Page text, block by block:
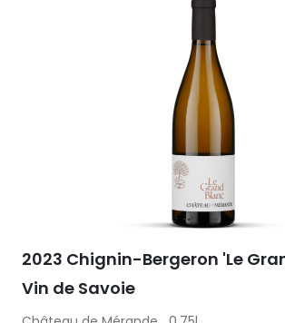
2023 Chignin-Bergeron 'Le
Vin de Savoie